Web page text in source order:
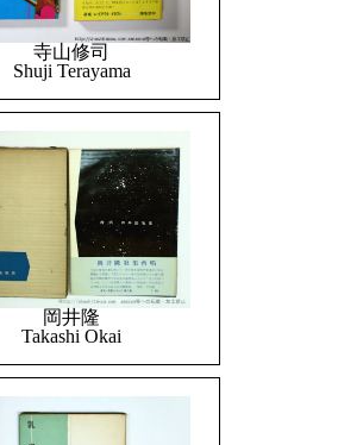
寺山修司
Shuji Terayama
岡井隆
Takashi Okai